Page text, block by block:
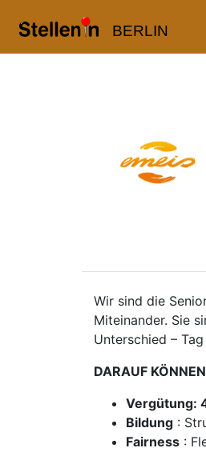
BERLIN
Wir sind die
Miteinander. Sie
Unterschied –
DARAUF
Vergütung:
Bildung :
Fairness :